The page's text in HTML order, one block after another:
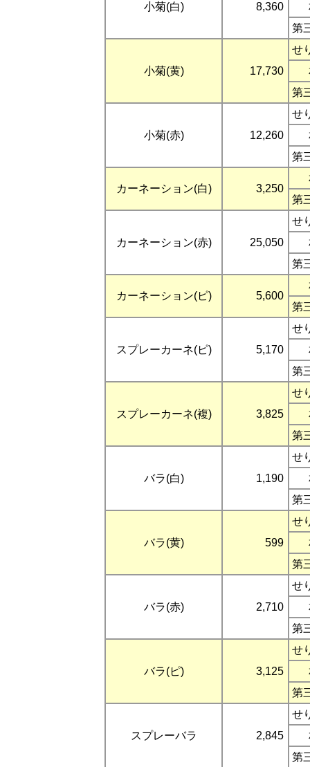
小菊(白) 8,360
第
小菊(黄) 17,730
せ
第
小菊(赤) 12,260
せ
第
カーネーション(白) 3,250
第
カーネーション(赤) 25,050
せ
第
カーネーション(ピ) 5,600
第
スプレーカーネ(ピ) 5,170
せ
第
スプレーカーネ(複) 3,825
せ
第
バラ(白) 1,190
せ
第
バラ(黄) 599
せ
第
バラ(赤) 2,710
せ
第
バラ(ピ) 3,125
せ
第
スプレーバラ 2,845
せ
第